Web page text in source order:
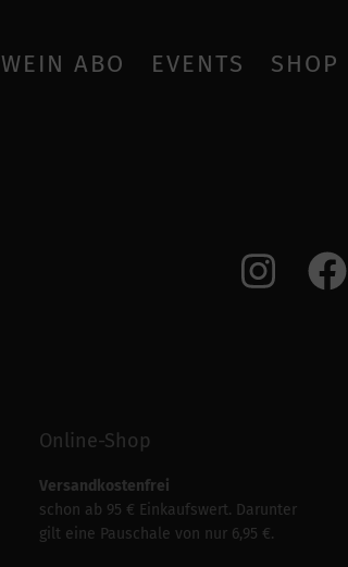
WEIN ABO EVENTS SHOP
Online-Shop
Versandkostenfrei
schon ab 95 € Einkaufswert. Darunter
gilt eine Pauschale von nur 6,95 €.